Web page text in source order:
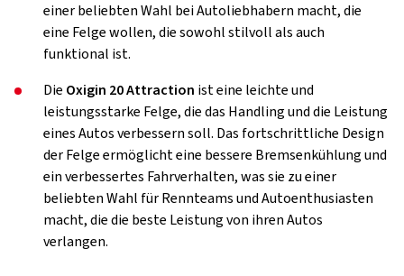
einer beliebten Wahl bei Autoliebhabern macht, die
eine Felge wollen, die sowohl stilvoll als auch
funktional ist.
Die Oxigin 20 Attraction ist eine leichte und
leistungsstarke Felge, die das Handling und die Leistung
eines Autos verbessern soll. Das fortschrittliche Design
der Felge ermöglicht eine bessere Bremsenkühlung und
ein verbessertes Fahrverhalten, was sie zu einer
beliebten Wahl für Rennteams und Autoenthusiasten
macht, die die beste Leistung von ihren Autos
verlangen.